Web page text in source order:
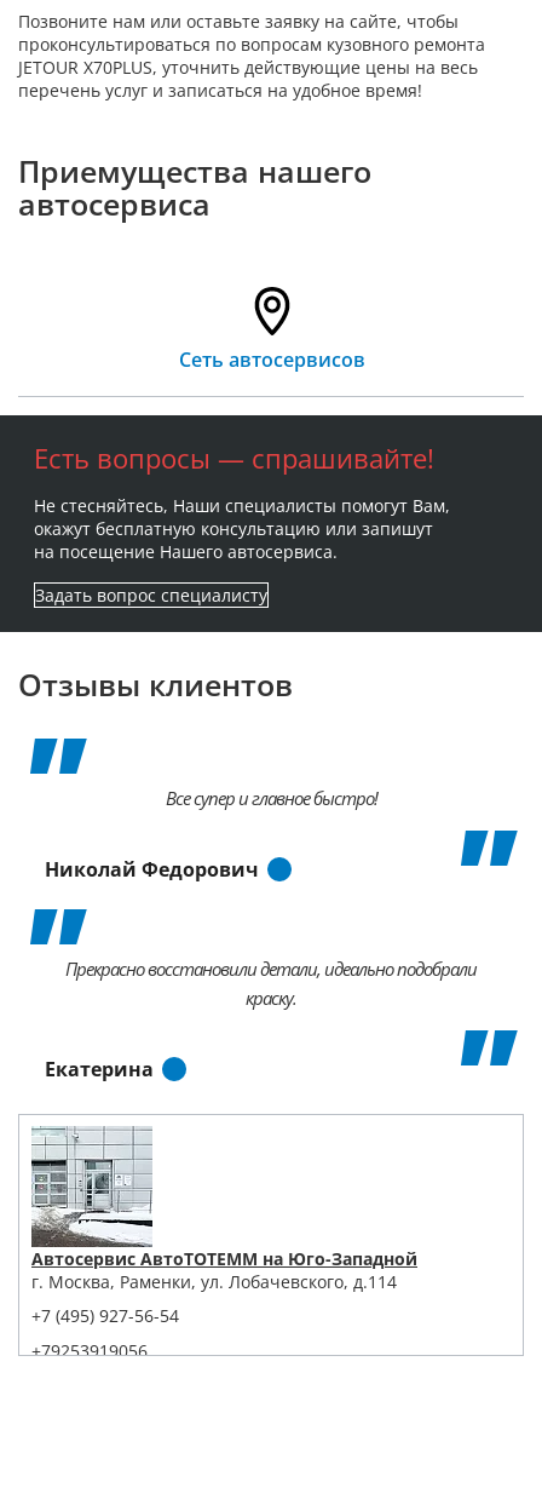
Позвоните нам или оставьте заявку на сайте, чтобы
проконсультироваться по вопросам кузовного ремонта
JETOUR X70PLUS, уточнить действующие цены на весь
перечень услуг и записаться на удобное время!
Приемущества нашего
автосервиса
Сеть автосервисов
Есть вопросы — спрашивайте!
Не стесняйтесь, Наши специалисты помогут Вам,
окажут бесплатную консультацию или запишут
на посещение Нашего автосервиса.
Задать вопрос специалисту
Отзывы клиентов
Все супер и главное быстро!
Николай Федорович
Прекрасно восстановили детали, идеально подобрали
краску.
Екатерина
Автосервис АвтоТОТЕММ на Юго-Западной
г. Москва, Раменки, ул. Лобачевского, д.114
+7 (495) 927-56-54
+79253919056